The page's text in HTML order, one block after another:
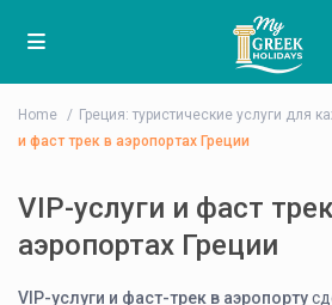
Home Греция: туристические услуги для
и фаст трек в аэропортах Греции
VIP-услуги и фаст
аэропортах Греции
VIP-услуги и фаст-трек в аэропорту